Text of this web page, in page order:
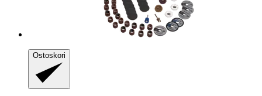
Ostoskori